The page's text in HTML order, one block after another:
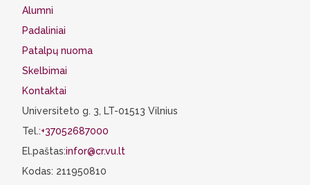
Alumni
Padaliniai
Patalpų nuoma
Skelbimai
Kontaktai
Universiteto g. 3, LT-01513 Vilnius
Tel.:+37052687000
El.paštas:infor@cr.vu.lt
Kodas: 211950810